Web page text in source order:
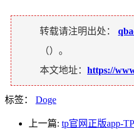
转载请注明出处：
（）。
本文地址： https://
标签： Doge
上一篇: tp官网正版app-